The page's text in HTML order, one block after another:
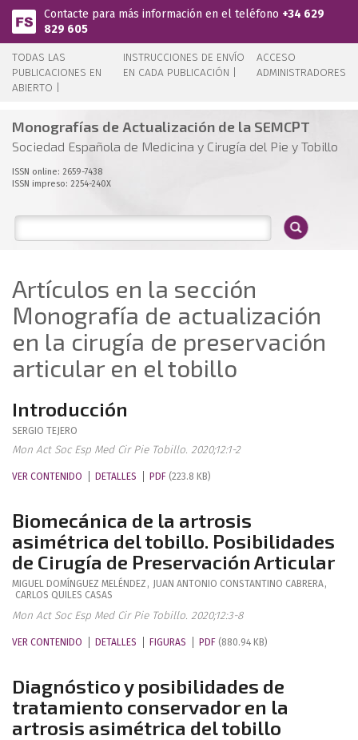
Pasar al contenido principal
Contacte para más información en el teléfono +34 629
829 605
TODAS LAS
PUBLICACIONES EN
ABIERTO |
INSTRUCCIONES DE ENVÍO
EN CADA PUBLICACIÓN |
ACCESO
ADMINISTRADORES
Monografías de Actualización de la SEMCPT
Sociedad Española de Medicina y Cirugía del Pie y Tobillo
ISSN online: 2659-7438
ISSN impreso: 2254-240X
Artículos en la sección
Monografía de actualización
en la cirugía de preservación
articular en el tobillo
Introducción
SERGIO TEJERO
Mon Act Soc Esp Med Cir Pie Tobillo. 2020;12:1-2
VER CONTENIDO DETALLES PDF (223.8 KB)
Biomecánica de la artrosis
asimétrica del tobillo. Posibilidades
de Cirugía de Preservación Articular
MIGUEL DOMÍNGUEZ MELÉNDEZ , JUAN ANTONIO CONSTANTINO CABRERA,
CARLOS QUILES CASAS
Mon Act Soc Esp Med Cir Pie Tobillo. 2020;12:3-8
VER CONTENIDO DETALLES FIGURAS PDF (880.94 KB)
Diagnóstico y posibilidades de
tratamiento conservador en la
artrosis asimétrica del tobillo